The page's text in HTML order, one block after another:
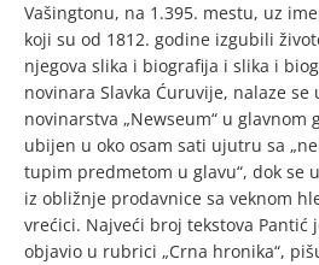
Vašingtonu, na 1.395. mestu, uz
koji su od 1812. godine izgubili
njegova slika i biografija i slika i
novinara Slavka Ćuruvije, nalaze se
novinarstva „Newseum“ u glavnom
ubijen u oko osam sati ujutru sa
tupim predmetom u glavu“, dok se
iz obližnje prodavnice sa veknom
vrećici. Najveći broj tekstova Pantić
objavio u rubrici „Crna hronika“,